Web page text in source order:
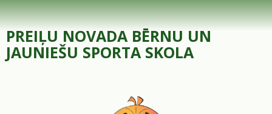
Skip
to
content
PREIĻU NOVADA BĒRNU UN
JAUNIEŠU SPORTA SKOLA